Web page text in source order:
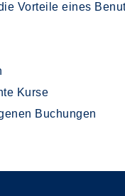
Vorteile eines
Kurse
Buchungen